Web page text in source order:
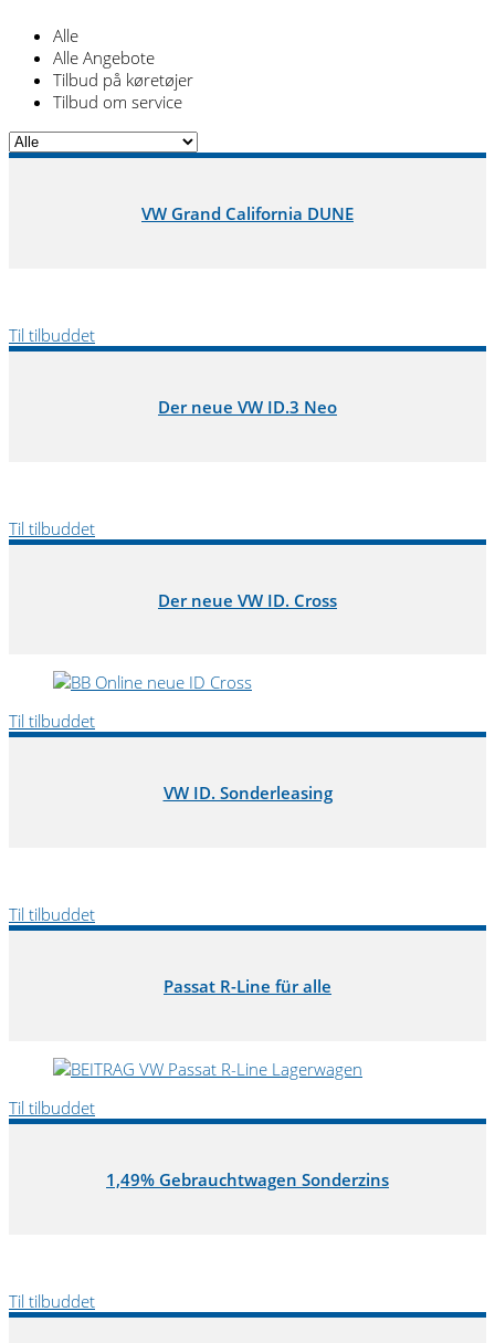
Alle
Alle Angebote
Tilbud på køretøjer
Tilbud om service
VW Grand California DUNE
Til tilbuddet
Der neue VW ID.3 Neo
Til tilbuddet
Der neue VW ID. Cross
Til tilbuddet
VW ID. Sonderleasing
Til tilbuddet
Passat R-Line für alle
Til tilbuddet
1,49% Gebrauchtwagen Sonderzins
Til tilbuddet